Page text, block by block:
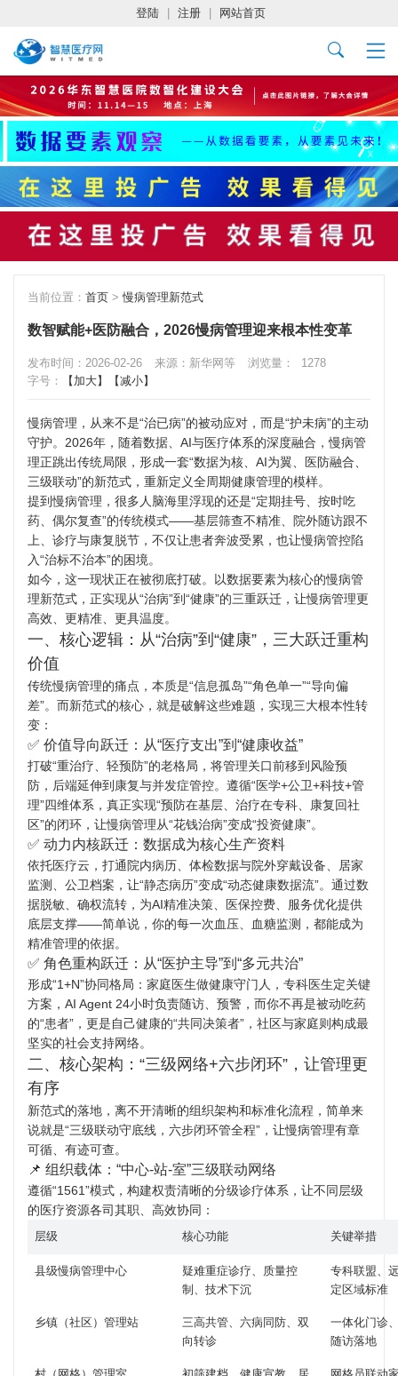
登陆 注册 网站首页
当前位置： 首页 > 慢病管理新范式
数智赋能+医防融合，2026慢病管理迎来根本性变革
发布时间：2026-02-26 来源：新华网等 浏览量：
1278
字号：
【加大】 【减小】
慢病管理，从来不是“治已病”的被动应对，而是“护未病”的主动
守护。2026年，随着数据、AI与医疗体系的深度融合，慢病管
理正跳出传统局限，形成一套“数据为核、AI为翼、医防融合、
三级联动”的新范式，重新定义全周期健康管理的模样。
提到慢病管理，很多人脑海里浮现的还是“定期挂号、按时吃
药、偶尔复查”的传统模式——基层筛查不精准、院外随访跟不
上、诊疗与康复脱节，不仅让患者奔波受累，也让慢病管控陷
入“治标不治本”的困境。
如今，这一现状正在被彻底打破。以数据要素为核心的慢病管
理新范式，正实现从“治病”到“健康”的三重跃迁，让慢病管理更
高效、更精准、更具温度。
一、核心逻辑：从“治病”到“健康”，三大跃迁重构
价值
传统慢病管理的痛点，本质是“信息孤岛”“角色单一”“导向偏
差”。而新范式的核心，就是破解这些难题，实现三大根本性转
变：
✅ 价值导向跃迁：从“医疗支出”到“健康收益”
打破“重治疗、轻预防”的老格局，将管理关口前移到风险预
防，后端延伸到康复与并发症管控。遵循“医学+公卫+科技+管
理”四维体系，真正实现“预防在基层、治疗在专科、康复回社
区”的闭环，让慢病管理从“花钱治病”变成“投资健康”。
✅ 动力内核跃迁：数据成为核心生产资料
依托医疗云，打通院内病历、体检数据与院外穿戴设备、居家
监测、公卫档案，让“静态病历”变成“动态健康数据流”。通过数
据脱敏、确权流转，为AI精准决策、医保控费、服务优化提供
底层支撑——简单说，你的每一次血压、血糖监测，都能成为
精准管理的依据。
✅ 角色重构跃迁：从“医护主导”到“多元共治”
形成“1+N”协同格局：家庭医生做健康守门人，专科医生定关键
方案，AI Agent 24小时负责随访、预警，而你不再是被动吃药
的“患者”，更是自己健康的“共同决策者”，社区与家庭则构成最
坚实的社会支持网络。
二、核心架构：“三级网络+六步闭环”，让管理更
有序
新范式的落地，离不开清晰的组织架构和标准化流程，简单来
说就是“三级联动守底线，六步闭环管全程”，让慢病管理有章
可循、有迹可查。
📌 组织载体：“中心-站-室”三级联动网络
遵循“1561”模式，构建权责清晰的分级诊疗体系，让不同层级
的医疗资源各司其职、高效协同：
层级 核心功能 关键举措
县级慢病管理中心
疑难重症诊疗、质量控
制、技术下沉
专科联盟、
定区域标准
乡镇（社区）管理站
三高共管、六病同防、双
向转诊
一体化门诊
随访落地